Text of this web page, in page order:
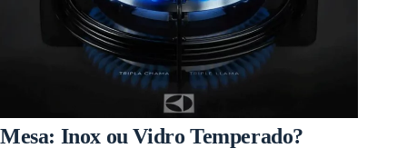
Mesa: Inox ou Vidro Temperado?